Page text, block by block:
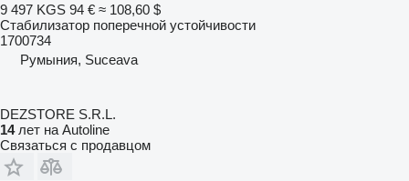
9 497 KGS 94 € ≈ 108,60 $
Стабилизатор поперечной устойчивости
1700734
Румыния, Suceava
DEZSTORE S.R.L.
14лет на Autoline
Связаться с продавцом